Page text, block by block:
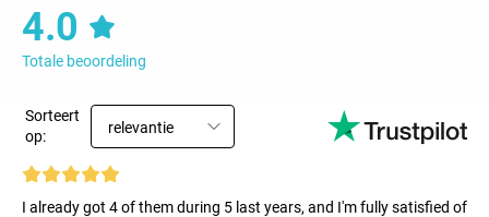
4.0
Totale beoordeling
Sorteert
op:
relevantie
I already got 4 of them during 5 last years, and I'm fully satisfied of